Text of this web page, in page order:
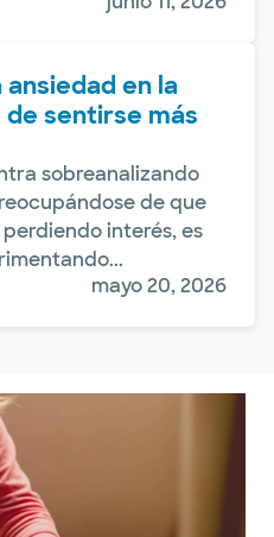
en la
sentirse más
sobreanalizando
de que
interés, es
mayo 20, 2026